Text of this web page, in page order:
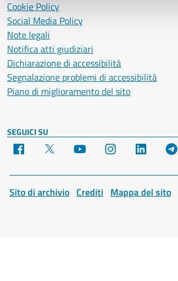
Cookie Policy
Social Media Policy
Note legali
Notifica atti giudiziari
Dichiarazione di accessibilità
Segnalazione problemi di accessibilità
Piano di miglioramento del sito
SEGUICI SU
Facebook YouTube Instagram LinkedIn
Sito di archivio Crediti Mappa del sito